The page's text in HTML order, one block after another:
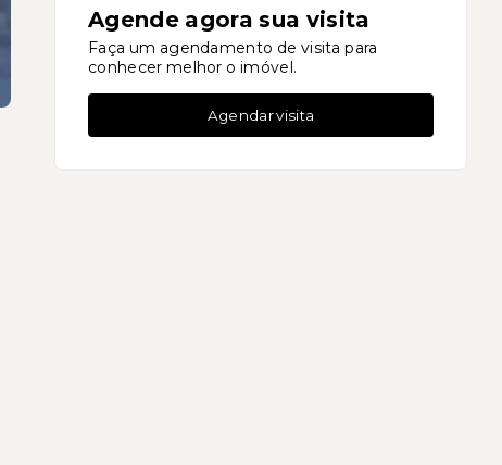
Agende agora sua visita
Faça um agendamento de visita para
conhecer melhor o imóvel.
Agendar visita